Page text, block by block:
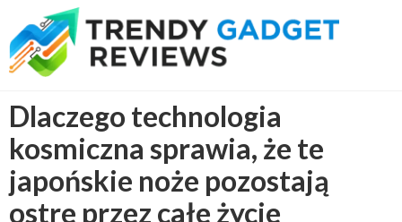
Dlaczego technologia
kosmiczna sprawia, że te
japońskie noże pozostają
ostre przez całe życie